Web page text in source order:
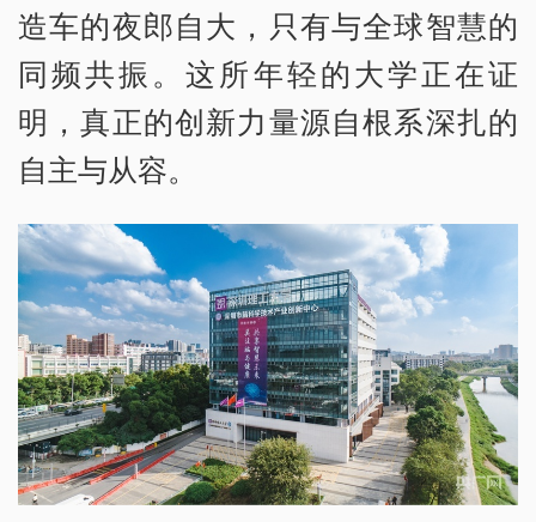
造车的夜郎自大，只有与全球智慧的
同频共振。这所年轻的大学正在证
明，真正的创新力量源自根系深扎的
自主与从容。